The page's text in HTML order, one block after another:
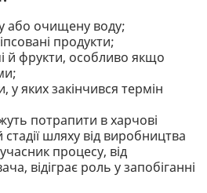
або очищену воду;
продукти;
й фрукти, особливо якщо
у яких закінчився термін
потрапити в харчові
шляху від виробництва
процесу, від
відіграє роль у запобіганні